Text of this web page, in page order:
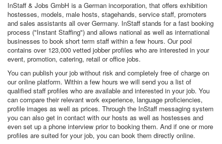
InStaff & Jobs GmbH is a German incorporation, that offers exhibition
hostesses, models, male hosts, stagehands, service staff, promoters
and sales assistants all over Germany. InStaff stands for a fast booking
process ("Instant Staffing") and allows national as well as international
businesses to book short term staff within a few hours. Our pool
contains over 123,000 vetted jobber profiles who are interested in your
event, promotion, catering, retail or office jobs.
You can publish your job without risk and completely free of charge on
our online platform. Within a few hours we will send you a list of
qualified staff profiles who are available and interested in your job. You
can compare their relevant work experience, language proficiencies,
profile images as well as prices. Through the InStaff messaging system
you can also get in contact with our hosts as well as hostesses and
even set up a phone interview prior to booking them. And if one or more
profiles are suited for your job, you can book them directly online.